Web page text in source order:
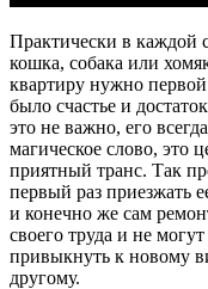
Практически в каждой
кошка, собака или
квартиру нужно
было счастье и
это не важно, его
магическое слово, это
приятный транс. Так
первый раз приезжать
и конечно же сам
своего труда и не
привыкнуть к новому
другому.